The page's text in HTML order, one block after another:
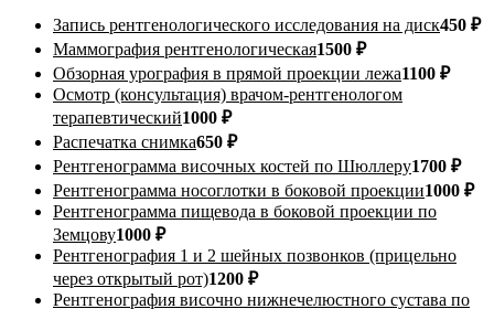
Запись рентгенологического исследования на диск450 ₽
Маммография рентгенологическая1500 ₽
Обзорная урография в прямой проекции лежа1100 ₽
Осмотр (консультация) врачом-рентгенологом
терапевтический1000 ₽
Распечатка снимка650 ₽
Рентгенограмма височных костей по Шюллеру1700 ₽
Рентгенограмма носоглотки в боковой проекции1000 ₽
Рентгенограмма пищевода в боковой проекции по
Земцову1000 ₽
Рентгенография 1 и 2 шейных позвонков (прицельно
через открытый рот)1200 ₽
Рентгенография височно нижнечелюстного сустава по